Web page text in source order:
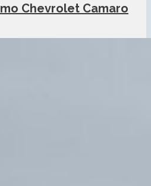
Chevrolet Camaro